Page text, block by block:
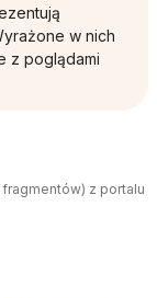
w nich
z poglądami
z portalu